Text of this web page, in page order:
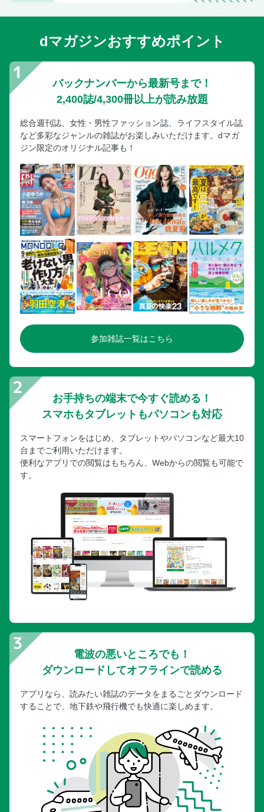
dマガジンおすすめポイント
バックナンバーから最新号まで！
2,400誌/4,300冊以上が読み放題
総合週刊誌、女性・男性ファッション誌、ライフスタイル誌
など多彩なジャンルの雑誌がお楽しみいただけます。dマガ
ジン限定のオリジナル記事も！
参加雑誌一覧はこちら
お手持ちの端末で今すぐ読める！
スマホもタブレットもパソコンも対応
スマートフォンをはじめ、タブレットやパソコンなど最大10
台までご利用いただけます。
便利なアプリでの閲覧はもちろん、Webからの閲覧も可能で
す。
電波の悪いところでも！
ダウンロードしてオフラインで読める
アプリなら、読みたい雑誌のデータをまるごとダウンロード
することで、地下鉄や飛行機でも快適に楽しめます。